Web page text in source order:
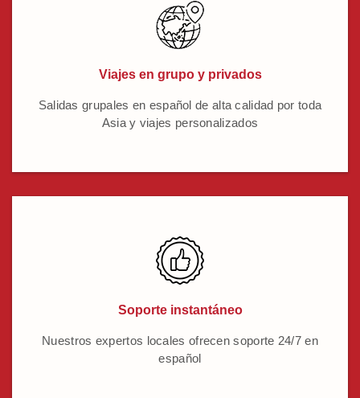
Viajes en grupo y privados
Salidas grupales en español de alta calidad por toda
Asia y viajes personalizados
Soporte instantáneo
Nuestros expertos locales ofrecen soporte 24/7 en
español